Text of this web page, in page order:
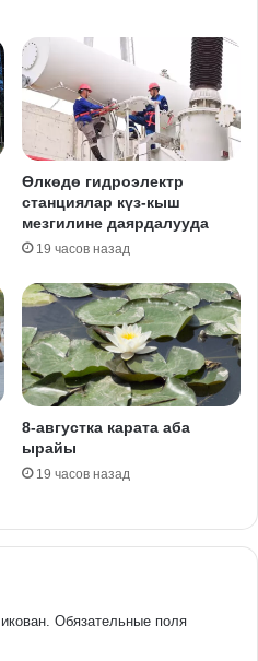
Өлкөдө гидроэлектр
станциялар күз-кыш
мезгилине даярдалууда
19 часов назад
8-августка карата аба
ырайы
19 часов назад
Обязательные поля